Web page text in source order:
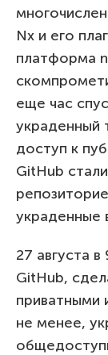
Nx и его
платформа
еще час
украденный
доступ к
GitHub
украденные
27 августа
GitHub,
приватными
не менее,